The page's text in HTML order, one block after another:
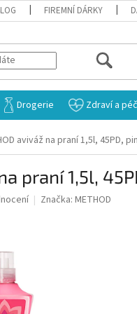
FIREMNÍ DÁRKY
HLEDAT
Drogerie Zdraví a
aviváž na praní 1,5l, 45PD,
praní 1,5l,
Značka: METHOD